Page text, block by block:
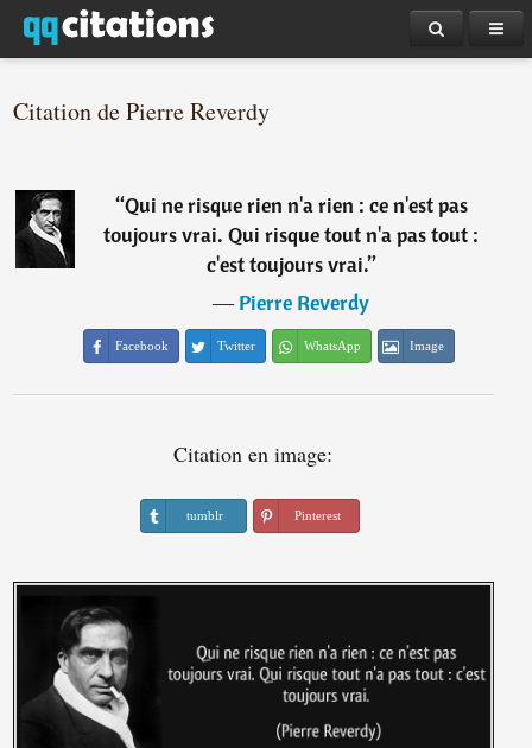
Citation de Pierre Reverdy
“Qui ne risque rien n'a rien : ce n'est pas
toujours vrai. Qui risque tout n'a pas tout :
c'est toujours vrai.”
―Pierre Reverdy
Facebook Twitter WhatsApp Image
Citation en image:
tumblr Pinterest